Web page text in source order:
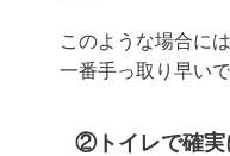
このような場合に
一番手っ取り早いで
②トイレで確実